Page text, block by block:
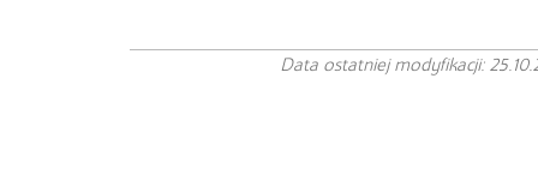
Data ostatniej modyfikacji: